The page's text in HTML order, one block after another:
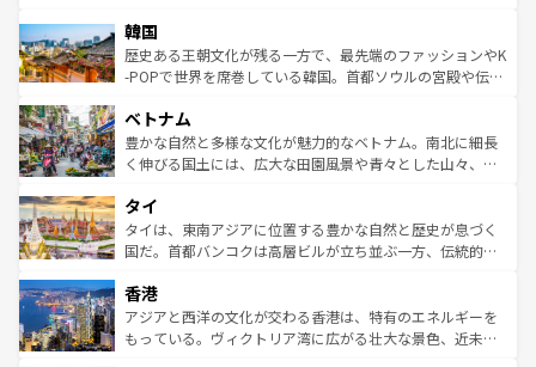
ワイを、存分に味わってほしい。 なお、新着のハワイ情報
はコンテンツ一覧を参照してほしい。
いる。アクティビティも充実しており、サーフィンやダイ
ビング、ハイキングなど、アウトドア好きにはたまらな
い。オーストラリアの多彩な魅力を存分に味わいつくそ
参照してほしい。
ン）、静ひつな山岳地帯である台湾東部など、都市の喧騒
と山間の静けさが共存しており、訪れる人に新しい発見と
驚きをもたらしてくれる。また、奥深い台湾の食文化も魅
容にもいいと評判のスイーツなど、バラエティ豊かな料理
が味わえる。 なお、新着の台湾情報は コンテンツ一覧を参
照してほしい。
韓国
歴史ある王朝文化が残る一方で、最先端のファッションやK
-POPで世界を席巻している韓国。首都ソウルの宮殿や伝統
き、地方に足を延ばせば四季折々の自然美を楽しむことが
できる。そして、キムチや焼肉、絶品のストリートフード
まで、さまざまな韓国料理が待っている。夜には、韓国な
リティに包まれながら、韓国の多彩な魅力を心ゆくまで味
わってみてほしい。 なお、新着の韓国情報はコンテンツ一
覧を参照してほしい。
ベトナム
豊かな自然と多様な文化が魅力的なベトナム。南北に細長
く伸びる国土には、広大な田園風景や青々とした山々、世
急速な発展と共に伝統が息づく。ハノイの古い町並みやホ
ーチミン市のフランス統治時代の建物も、独特の雰囲気を
醸し出している。また、バラエティの豊かさとおいしさで
とつ。フォーやバインミー、ベトナムコーヒーなどは、ぜ
ひ現地で味わいたい。どの地域を訪れてもあたたかい人々
が旅行者を迎えてくれるので、きっと忘れられない旅にな
タイ
タイは、東南アジアに位置する豊かな自然と歴史が息づく
国だ。首都バンコクは高層ビルが立ち並ぶ一方、伝統的な
の活気が交差している。北部ではチェンマイなどの山岳地
帯で自然と触れ合い、南部ではプーケットやクラビの美し
いビーチでリゾート気分を楽しむことができる。タイ料理
香港
アジアと西洋の文化が交わる香港は、特有のエネルギーを
もっている。ヴィクトリア湾に広がる壮大な景色、近未来